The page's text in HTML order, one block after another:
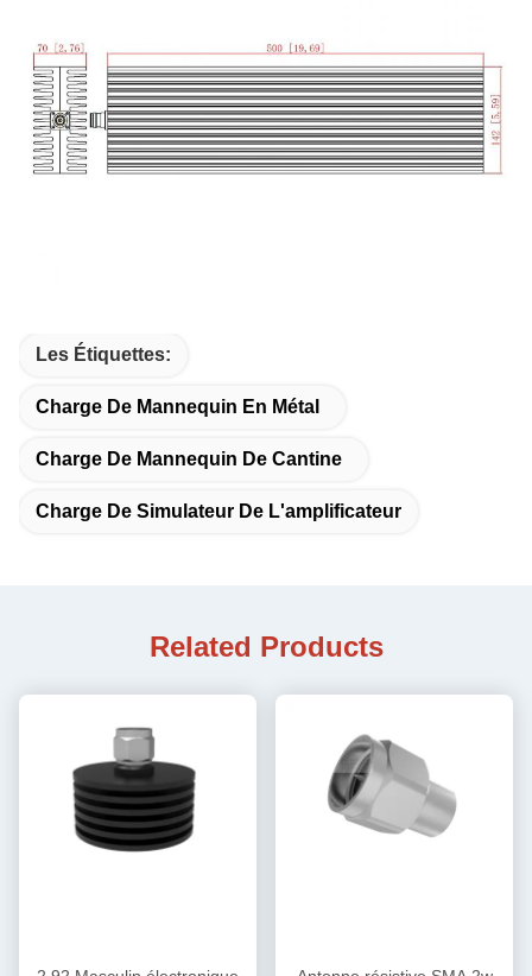
Les Étiquettes:
Charge De Mannequin En Métal
Charge De Mannequin De Cantine
Charge De Simulateur De L'amplificateur
Related Products